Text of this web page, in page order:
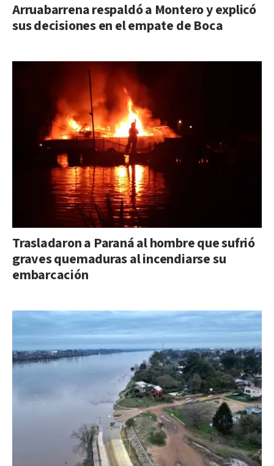
Arruabarrena respaldó a Montero y explicó
sus decisiones en el empate de Boca
Trasladaron a Paraná al hombre que sufrió
graves quemaduras al incendiarse su
embarcación